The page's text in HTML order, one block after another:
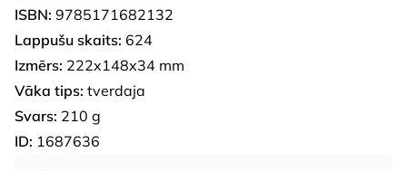
ISBN: 9785171682132
Lappušu skaits: 624
Izmērs: 222x148x34 mm
Vāka tips: tverdaja
Svars: 210 g
ID: 1687636